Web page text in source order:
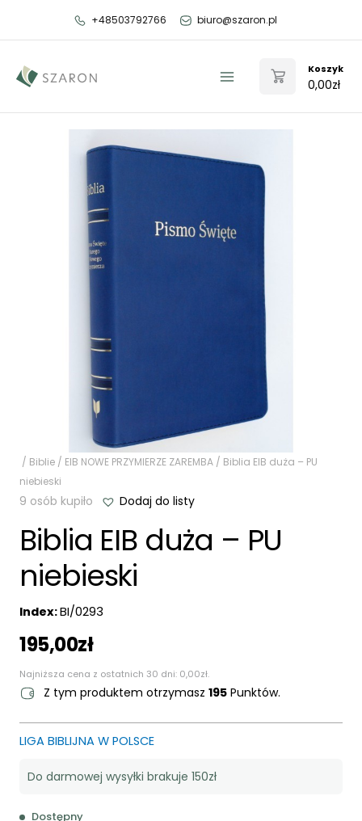
+48503792766 biuro@szaron.pl
Menu
Koszyk
0,00zł
/ Biblie / EIB NOWE PRZYMIERZE ZAREMBA / Biblia EIB duża – PU
niebieski
9 osób kupiło Dodaj do listy
Biblia EIB duża – PU
niebieski
Index:BI/0293
195,00zł
Najniższa cena z ostatnich 30 dni: 0,00zł.
Z tym produktem otrzymasz 195 Punktów.
LIGA BIBLIJNA W POLSCE
Do darmowej wysyłki brakuje 150zł
Dostępny